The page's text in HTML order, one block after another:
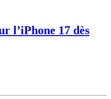
l’iPhone 17 dès